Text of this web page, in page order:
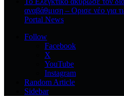
αναβάθμιση – Ορισε νέο για
Portal News
Follow
Facebook
X
YouTube
Instagram
Random Article
Sidebar